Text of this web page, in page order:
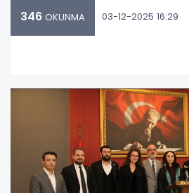
346 OKUNMA 03-12-2025 16:29